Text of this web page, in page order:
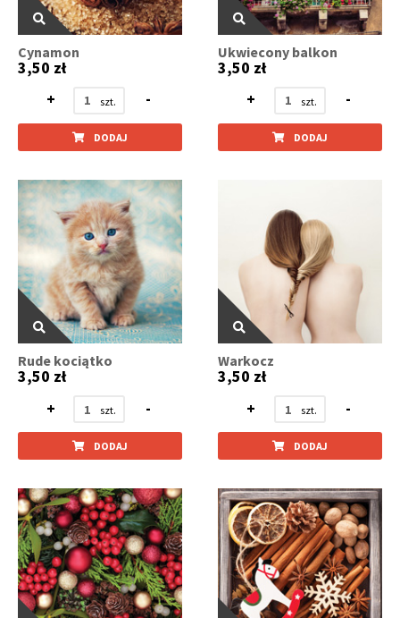
Cynamon
3,50 zł
+
-
DODAJ
Ukwiecony balkon
3,50 zł
+
-
DODAJ
Rude kociątko
3,50 zł
+
-
DODAJ
Warkocz
3,50 zł
+
-
DODAJ